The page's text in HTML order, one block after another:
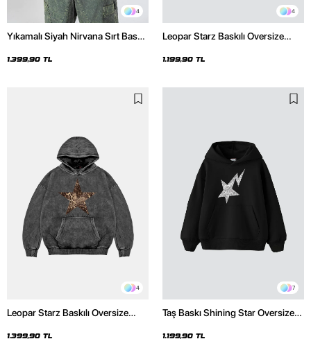
4
Yıkamalı Siyah Nirvana Sırt Baskılı
1.399,90 TL
4
Leopar Starz Baskılı Oversize
1.199,90 TL
4
Leopar Starz Baskılı Oversize
1.399,90 TL
7
Taş Baskı Shining Star Oversize
1.199,90 TL